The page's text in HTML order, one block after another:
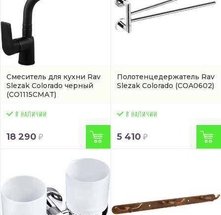
Смеситель для кухни Rav
Slezak Colorado черный
(CO1115CMAT)
18 290
Полотенцедержатель Rav
Slezak Colorado (COA0602)
5 410